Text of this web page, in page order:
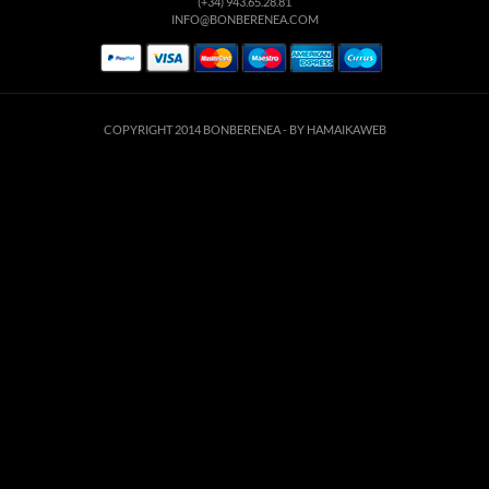
INFO@BONBERENEA.COM
COPYRIGHT 2014 BONBERENEA - BY HAMAIKAWEB